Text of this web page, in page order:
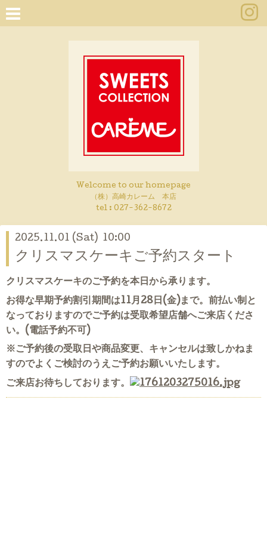
Welcome to our homepage
（株）高崎カレーム 本店
tel : 027-362-8672
2025.11.01 (Sat) 10:00
クリスマスケーキご予約スタート
クリスマスケーキのご予約を本日から承ります。
お得な早期予約割引期間は11月28日(金)まで。前払い制と
なっておりますのでご予約は受取希望店舗へご来店くださ
い。(電話予約不可)
※ご予約後の受取日や商品変更、キャンセルは致しかねま
すのでよくご検討のうえご予約お願いいたします。
ご来店お待ちしております。